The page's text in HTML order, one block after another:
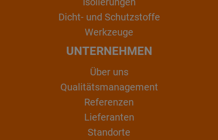
Dicht- und Schutzstoffe
Werkzeuge
UNTERNEHMEN
Über uns
Qualitätsmanagement
Referenzen
Lieferanten
Standorte